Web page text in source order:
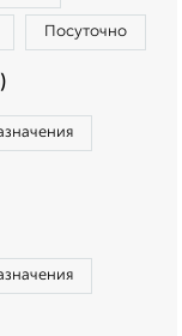
Посуточно